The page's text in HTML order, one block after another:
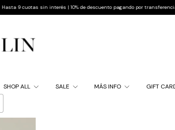
sin interés | 10% de descuento pagando por transferencia | Envío
SHOP ALL SALE MÁS INFO GIFT